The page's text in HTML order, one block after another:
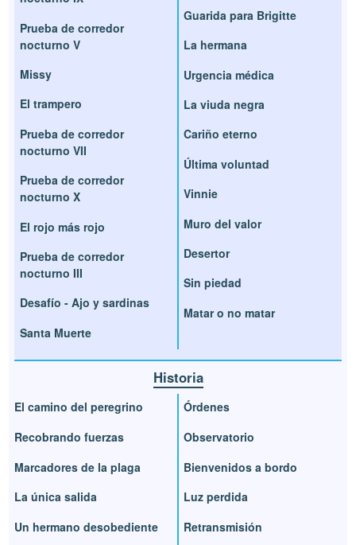
Prueba de corredor
nocturno V
Missy
El trampero
Prueba de corredor
nocturno VII
Prueba de corredor
nocturno X
El rojo más rojo
Prueba de corredor
nocturno III
Desafío - Ajo y sardinas
Santa Muerte
Guarida para Brigitte
La hermana
Urgencia médica
La viuda negra
Cariño eterno
Última voluntad
Vinnie
Muro del valor
Desertor
Sin piedad
Matar o no matar
Historia
El camino del peregrino
Recobrando fuerzas
Marcadores de la plaga
La única salida
Un hermano desobediente
Órdenes
Observatorio
Bienvenidos a bordo
Luz perdida
Retransmisión